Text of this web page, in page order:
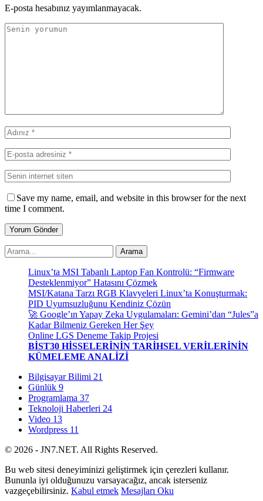
E-posta hesabınız yayımlanmayacak.
Save my name, email, and website in this browser for the next
time I comment.
Linux’ta MSI Tabanlı Laptop Fan Kontrolü: “Firmware
Desteklenmiyor” Hatasını Çözmek
MSI/Katana Tarzı RGB Klavyeleri Linux’ta Konuşturmak:
PID Uyumsuzluğunu Kendiniz Çözün
🚀 Google’ın Yapay Zeka Uygulamaları: Gemini’dan “Jules”a
Kadar Bilmeniz Gereken Her Şey
Online LGS Deneme Takip Projesi
BİST30 HİSSELERİNİN TARİHSEL VERİLERİNİN
KÜMELEME ANALİZİ
Bilgisayar Bilimi 21
Günlük 9
Programlama 37
Teknoloji Haberleri 24
Video 13
Wordpress 11
© 2026 - JN7.NET. All Rights Reserved.
Bu web sitesi deneyiminizi geliştirmek için çerezleri kullanır.
Bununla iyi olduğunuzu varsayacağız, ancak isterseniz
vazgeçebilirsiniz. Kabul etmek Mesajları Oku